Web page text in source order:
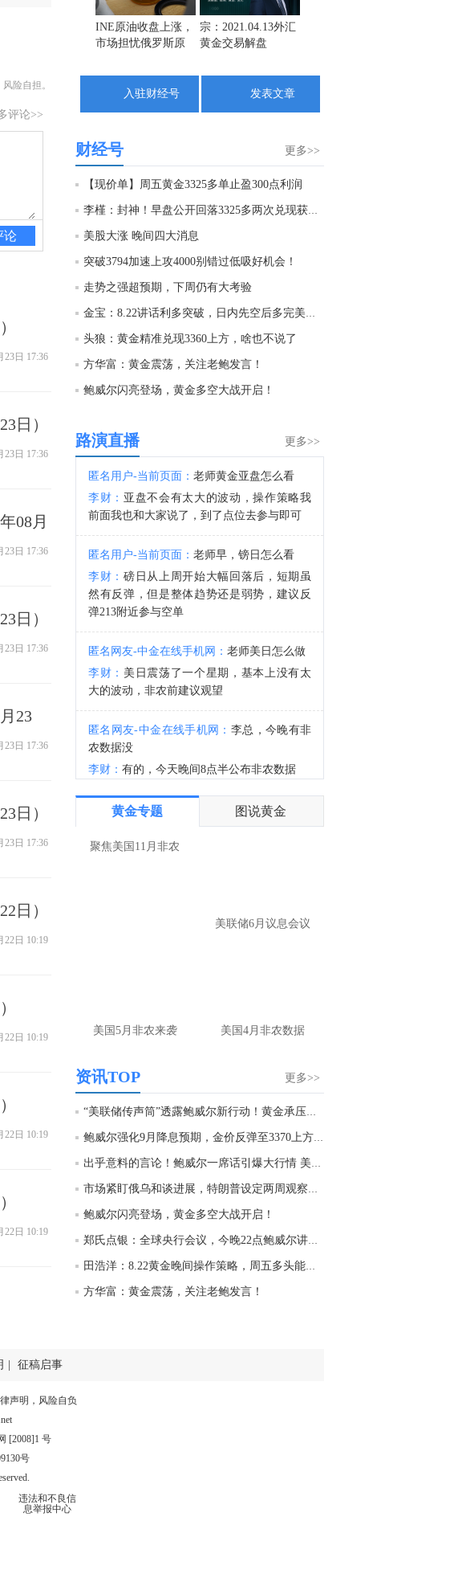
险自担。
评论>>
论
23日 17:36
日）
23日 17:36
08月
23日 17:36
日）
23日 17:36
23
23日 17:36
日）
23日 17:36
日）
22日 10:19
22日 10:19
22日 10:19
22日 10:19
14:35:00
法国6月贸易帐将于十分钟后公布。
金十数据8月7日讯，德国工业生产连续第三个月实现增长，显示欧洲最大经济体正在抵御伊朗战争带来的拖累影响。德国统计局周五公布数据显示，德国6月工业产出较前月增长0.2%。这一数字低于上月修正后的0.7%增速，但符合经济学家的预期中值。推动工业增长的主要力量来自汽车行业。6月汽车产出较前月增长3.6%。与此同时，另一组数据显示，德国出口连续第五个月扩大，进口也大幅增长。这使德国贸易顺差达到154亿欧元（约178亿美元），低于5月的193亿欧元。德国经济部在一份声明中表示：“尽管面临外部经济压力，但上一季度制造业产出仍展现出相当强的韧性。”
14:24:15
金十数据8月7日讯，宇树科技股份有限公司董事长、总经理兼首席技术官王兴兴在网上路演时表示，本次登陆资本市场，是宇树科技全新的起点。“未来我们将恪守初心，踏实打磨关键技术，持续深耕通用具身智能机器人核心技术研发与产业落地，让智能机器人更早、更好地为全社会服务。”王兴兴提到，宇树科技将持续攻坚具身大模型、场景数据采集与分析、强化学习、具身本体模型、核心零部件自研与高性能执行机构等软、硬件关键技术，并将积极探索人形机器人、四足机器人、机甲等更多的产品形态和型号，推动机器人承接高强度、高风险体力劳动，释放人类的创造力，推进机器人技术造福社会。（澎湃）
14:23:36
金十数据8月7日讯，黄金价格有望录得自今年1月以来最大单周涨幅。油价走弱为金价提供支撑，同时投资者正等待美国非农就业数据，以寻找美国利率前景的线索。StoneX高级分析师马特·辛普森表示，中东和平前景改善令市场通胀预期下降，推动黄金价格从此前持续数周、位于4000美元上方的盘整区间中进一步上涨。美国劳工部将于今晚公布非农就业报告。辛普森补充道：“无论非农就业数据如何，4000美元已被证明是一个稳固的支撑位——我怀疑多头正在等待回调，以便抓住机会，推动金价反弹至4600美元。非农就业数据短期内可能会带来一些波动，但价格走势已经表明了方向，黄金似乎想要上涨。”
INE原油收盘上涨，
市场担忧俄罗斯原
宗：2021.04.13外汇
黄金交易解盘
入驻财经号 发表文章
更多>>
财经号
【现价单】周五黄金3325多单止盈300点利润
李槿：封神！早盘公开回落3325多两次兑现获利！
美股大涨 晚间四大消息
突破3794加速上攻4000别错过低吸好机会！
走势之强超预期，下周仍有大考验
金宝：8.22讲话利多突破，日内先空后多完美拿下
头狼：黄金精准兑现3360上方，啥也不说了
方华富：黄金震荡，关注老鲍发言！
鲍威尔闪亮登场，黄金多空大战开启！
更多>>
路演直播
匿名用户-当前页面： 老师黄金亚盘怎么看
李财： 亚盘不会有太大的波动，操作策略我
前面我也和大家说了，到了点位去参与即可
匿名用户-当前页面： 老师早，镑日怎么看
李财： 磅日从上周开始大幅回落后，短期虽
然有反弹，但是整体趋势还是弱势，建议反
弹213附近参与空单
匿名网友-中金在线手机网： 老师美日怎么做
李财： 美日震荡了一个星期，基本上没有太
大的波动，非农前建议观望
匿名网友-中金在线手机网： 李总，今晚有非
农数据没
李财： 有的，今天晚间8点半公布非农数据
匿名网友-中金在线手机网：
谢谢老师
有任何问题均可以提出来交流的，早
间确实没有太大的波动
前布局，回踩4220-4225附近多，防守4205，
李财： 上方做空位置在79.5附近可以参与，多
匿名网友-中金在线手机网：
原油哪里做多？
李财： 原油当前大的趋势还是弱势，下方关
键支撑在76附近，多单在这个位置附近再去
参与
黄金专题 图说黄金
聚焦美国11月非农
美联储6月议息会议
美国5月非农来袭 美国4月非农数据
更多>>
资讯TOP
“美联储传声筒”透露鲍威尔新行动！黄金承压再...
鲍威尔强化9月降息预期，金价反弹至3370上方，...
出乎意料的言论！鲍威尔一席话引爆大行情 美元...
市场紧盯俄乌和谈进展，特朗普设定两周观察期，...
鲍威尔闪亮登场，黄金多空大战开启！
郑氏点银：全球央行会议，今晚22点鲍威尔讲话定...
田浩洋：8.22黄金晚间操作策略，周五多头能否回...
方华富：黄金震荡，关注老鲍发言！
征稿启事
声明 ，风险自负
[2008]1 号
号
违法和不良信
息举报中心